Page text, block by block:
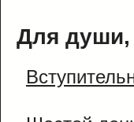
Для души,